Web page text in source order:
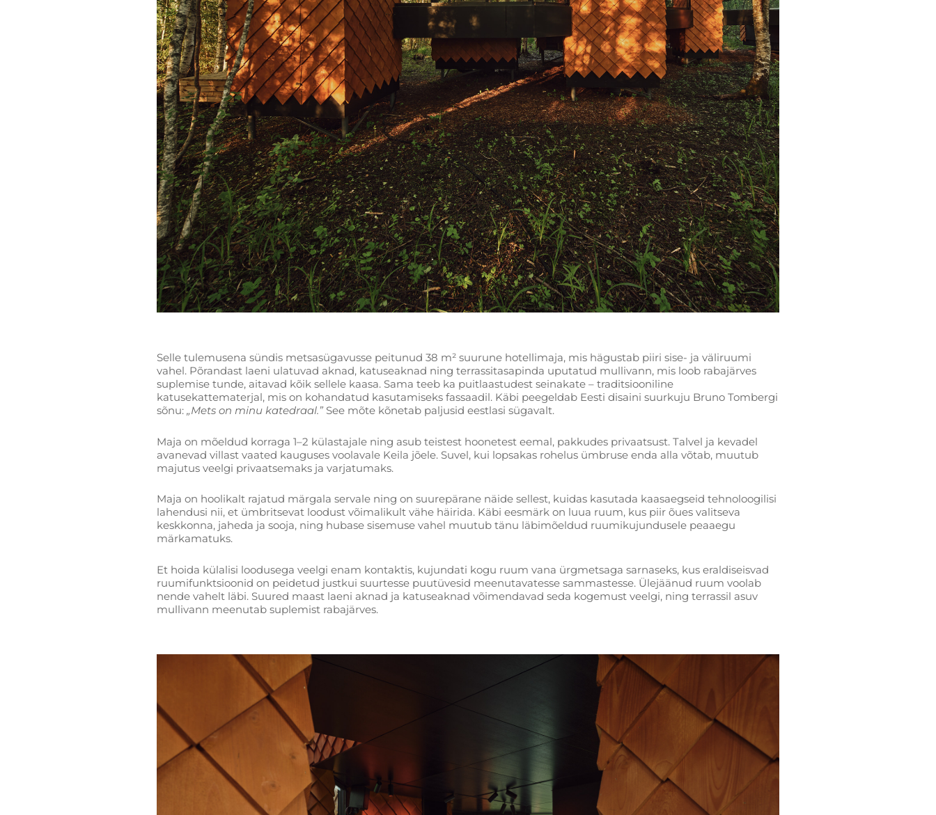
Selle tulemusena sündis metsasügavusse peitunud 38 m² suurune hotellimaja, mis hägustab piiri sise- ja väliruumi
vahel. Põrandast laeni ulatuvad aknad, katuseaknad ning terrassitasapinda uputatud mullivann, mis loob rabajärves
suplemise tunde, aitavad kõik sellele kaasa. Sama teeb ka puitlaastudest seinakate – traditsiooniline
katusekattematerjal, mis on kohandatud kasutamiseks fassaadil. Käbi peegeldab Eesti disaini suurkuju Bruno Tombergi
sõnu: „Mets on minu katedraal.” See mõte kõnetab paljusid eestlasi sügavalt.
Maja on mõeldud korraga 1–2 külastajale ning asub teistest hoonetest eemal, pakkudes privaatsust. Talvel ja kevadel
avanevad villast vaated kauguses voolavale Keila jõele. Suvel, kui lopsakas rohelus ümbruse enda alla võtab, muutub
majutus veelgi privaatsemaks ja varjatumaks.
Maja on hoolikalt rajatud märgala servale ning on suurepärane näide sellest, kuidas kasutada kaasaegseid tehnoloogilisi
lahendusi nii, et ümbritsevat loodust võimalikult vähe häirida. Käbi eesmärk on luua ruum, kus piir õues valitseva
keskkonna, jaheda ja sooja, ning hubase sisemuse vahel muutub tänu läbimõeldud ruumikujundusele peaaegu
märkamatuks.
Et hoida külalisi loodusega veelgi enam kontaktis, kujundati kogu ruum vana ürgmetsaga sarnaseks, kus eraldiseisvad
ruumifunktsioonid on peidetud justkui suurtesse puutüvesid meenutavatesse sammastesse. Ülejäänud ruum voolab
nende vahelt läbi. Suured maast laeni aknad ja katuseaknad võimendavad seda kogemust veelgi, ning terrassil asuv
mullivann meenutab suplemist rabajärves.